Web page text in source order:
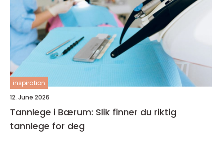
inspiration
12. June 2026
Tannlege i Bærum: Slik finner du riktig
tannlege for deg